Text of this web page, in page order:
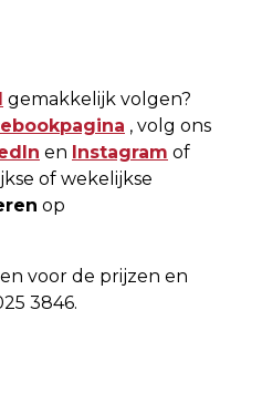
gemakkelijk volgen?
, volg ons
en Instagram of
of wekelijkse
op
voor de prijzen en
3846.